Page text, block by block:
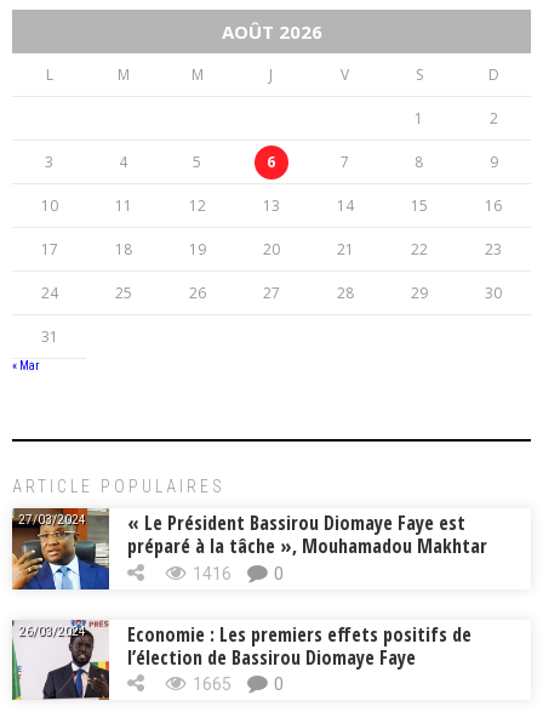
AOÛT 2026
L M M J V S D
1 2
3 4 5 6 7 8 9
10 11 12 13 14 15 16
17 18 19 20 21 22 23
24 25 26 27 28 29 30
31
« Mar
ARTICLE POPULAIRES
27/03/2024
« Le Président Bassirou Diomaye Faye est
préparé à la tâche », Mouhamadou Makhtar
Cissé, Min. Intérieur
1416 0
26/03/2024
Economie : Les premiers effets positifs de
l’élection de Bassirou Diomaye Faye
1665 0